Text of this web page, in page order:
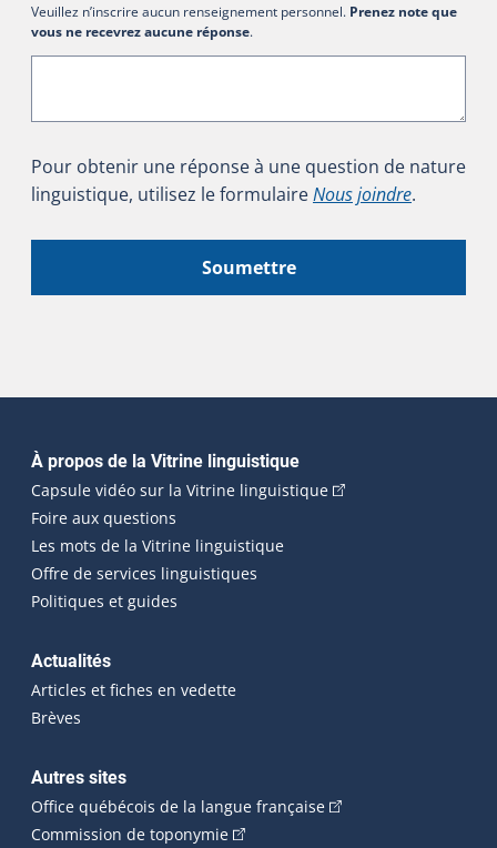
Veuillez n’inscrire aucun renseignement personnel. Prenez note que
vous ne recevrez aucune réponse.
Pour obtenir une réponse à une question de nature
linguistique, utilisez le formulaireNous joindre.
Soumettre
Navigation principale
À propos de la Vitrine linguistique
Capsule vidéo sur la Vitrine linguistique(Cet hyperlien
Foire aux questions
Les mots de la Vitrine linguistique
Offre de services linguistiques
Politiques et guides
Actualités
Articles et fiches en vedette
Brèves
Autres sites
Office québécois de la langue française(Cet hyperlien
Commission de toponymie(Cet hyperlien externe s'ouvrira